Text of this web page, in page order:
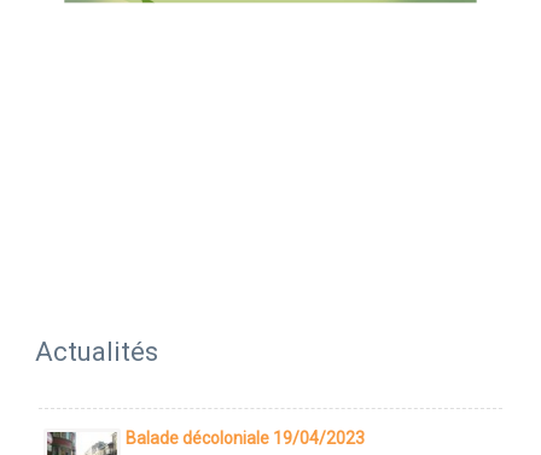
Actualités
Balade décoloniale 19/04/2023